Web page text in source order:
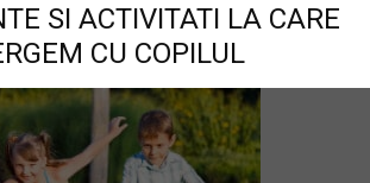
SI ACTIVITATI LA CARE
CU COPILUL